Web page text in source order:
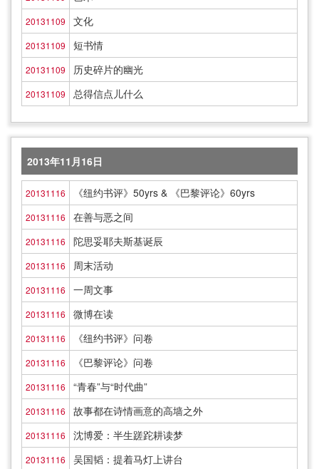
20131109 文化
20131109 短书情
20131109 历史碎片的幽光
20131109 总得信点儿什么
2013年11月16日
20131116 《纽约书评》50yrs & 《巴黎评论》60yrs
20131116 在善与恶之间
20131116 陀思妥耶夫斯基诞辰
20131116 周末活动
20131116 一周文事
20131116 微博在读
20131116 《纽约书评》问卷
20131116 《巴黎评论》问卷
20131116 “青春”与“时代曲”
20131116 故事都在诗情画意的高墙之外
20131116 沈博爱：半生蹉跎耕读梦
20131116 吴国韬：提着马灯上讲台